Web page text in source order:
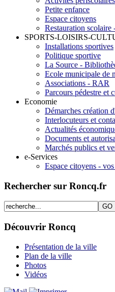
Petite enfance
Espace citoyens
Restauration
SPORTS-LOISIRS-
Installations sportives
Politique sportive
La Source -
Ecole municipale de
Associations - RAR
Parcours pédestre et
Economie
Démarches création
Interlocuteurs et
Actualités
Documents et
Marchés publics et
e-Services
Espace citoyens -
Rechercher sur Roncq.fr
Découvrir Roncq
Présentation de la ville
Plan de la ville
Photos
Vidéos